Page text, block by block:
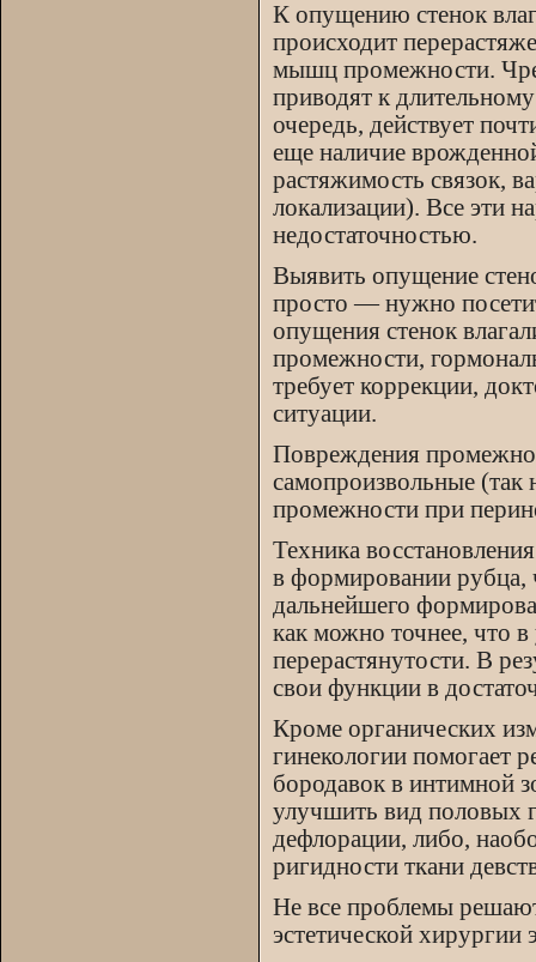
К опущению стенок
происходит
мышц промежности.
приводят к
очередь, действует
еще наличие
растяжимость связок,
локализации). Все эти
недостаточностью.
Выявить опущение
просто — нужно
опущения стенок
промежности,
требует коррекции,
ситуации.
Повреждения
самопроизвольные (так
промежности при
Техника
в формировании рубца,
дальнейшего
как можно точнее, что
перерастянутости. В
свои функции в
Кроме органических
гинекологии помогает
бородавок в интимной
улучшить вид половых
дефлорации, либо,
ригидности ткани
Не все проблемы
эстетической хирургии